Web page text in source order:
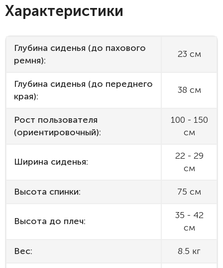
Характеристики
Глубина сиденья (до пахового
ремня):
23 см
Глубина сиденья (до переднего
края):
38 см
Рост пользователя
(ориентировочный):
100 - 150
см
Ширина сиденья:
22 - 29
см
Высота спинки: 75 см
Высота до плеч:
35 - 42
см
Вес: 8.5 кг